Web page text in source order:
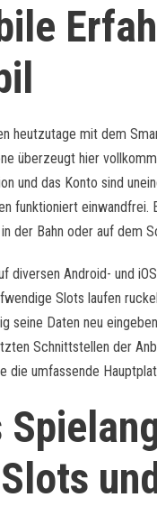
heutzutage mit dem
überzeugt hier
und das Konto sind
funktioniert einwandfrei.
der Bahn oder auf dem
diversen Android- und
Slots laufen
seine Daten neu
Schnittstellen der
die umfassende